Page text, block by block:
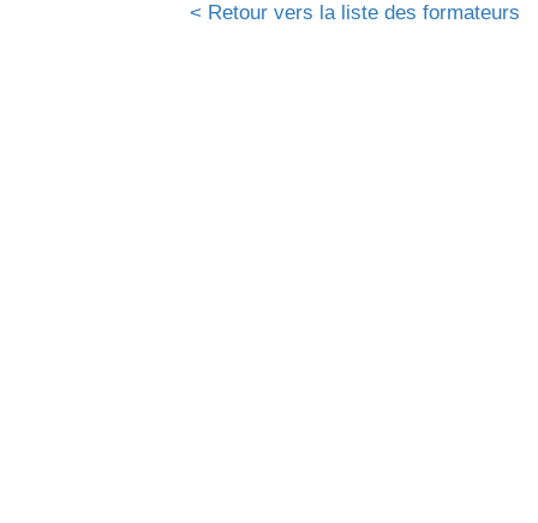
< Retour vers la liste des formateurs